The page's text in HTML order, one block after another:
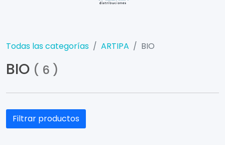
Todas las categorías ARTIPA BIO
BIO ( 6 )
Filtrar productos